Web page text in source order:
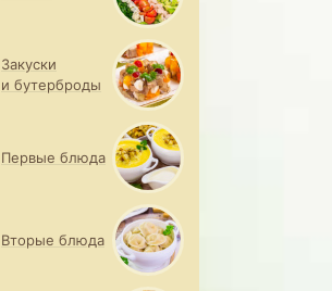
Закуски
и бутерброды
Первые блюда
Вторые блюда